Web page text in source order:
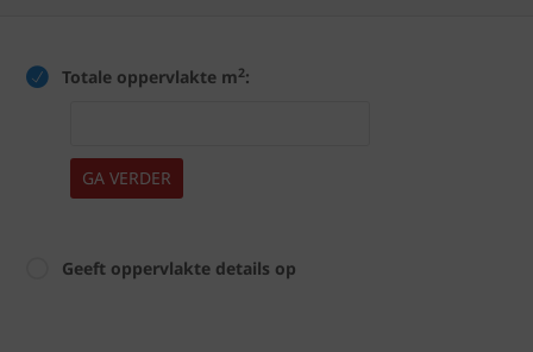
Totale oppervlakte m2:
GA VERDER
Geeft oppervlakte details op